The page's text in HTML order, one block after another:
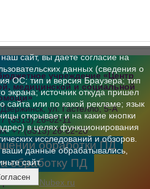
учреждение «Центр
медицинской и социальной
ул. Гастелло, 5-А
(8313) 26-02-11
+7 (8313) 26-62-20
обработки ПД
обработку ПД
сайтов Nubex.ru
сайт, вы даете согласие на
данных (сведения о
ОС; тип и версия Браузера; тип
экрана; источник откуда пришел
сайта или по какой рекламе; язык
открывает и на какие кнопки
в целях функционирования
исследований и обзоров.
данные обрабатывались,
сайт.